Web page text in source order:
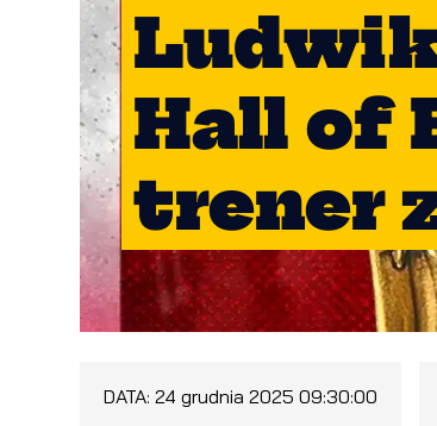
Hall of
trener
DATA:24 grudnia 2025 09:30:00